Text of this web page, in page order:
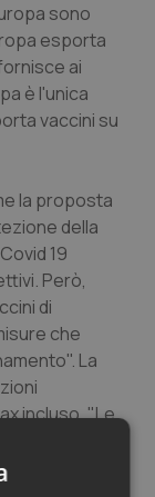
sono
esporta
ai
è l'unica
vaccini su
la proposta
della
19
Però,
di
che
La
incluso. "Le
hanno